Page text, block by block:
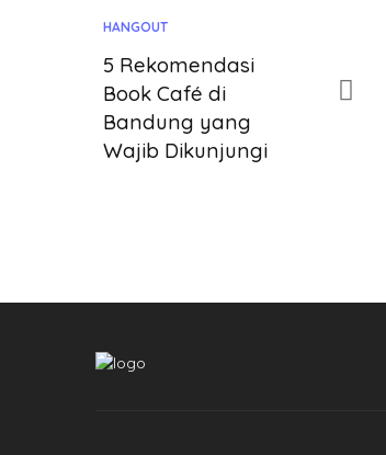
HANGOUT
5 Rekomendasi
Book Café di
Bandung yang
Wajib Dikunjungi